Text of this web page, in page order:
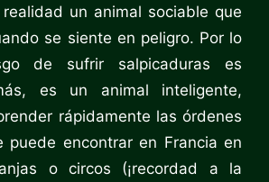
un animal sociable que
se siente en peligro. Por lo
de sufrir salpicaduras es
es un animal inteligente,
rápidamente las órdenes
puede encontrar en Francia en
o circos (¡recordad a la